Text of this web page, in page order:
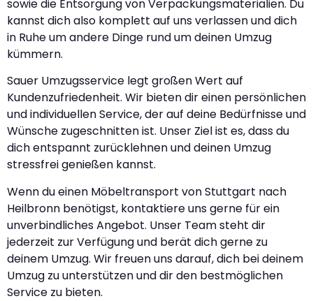
sowie die Entsorgung von Verpackungsmaterialien. Du
kannst dich also komplett auf uns verlassen und dich
in Ruhe um andere Dinge rund um deinen Umzug
kümmern.
Sauer Umzugsservice legt großen Wert auf
Kundenzufriedenheit. Wir bieten dir einen persönlichen
und individuellen Service, der auf deine Bedürfnisse und
Wünsche zugeschnitten ist. Unser Ziel ist es, dass du
dich entspannt zurücklehnen und deinen Umzug
stressfrei genießen kannst.
Wenn du einen Möbeltransport von Stuttgart nach
Heilbronn benötigst, kontaktiere uns gerne für ein
unverbindliches Angebot. Unser Team steht dir
jederzeit zur Verfügung und berät dich gerne zu
deinem Umzug. Wir freuen uns darauf, dich bei deinem
Umzug zu unterstützen und dir den bestmöglichen
Service zu bieten.